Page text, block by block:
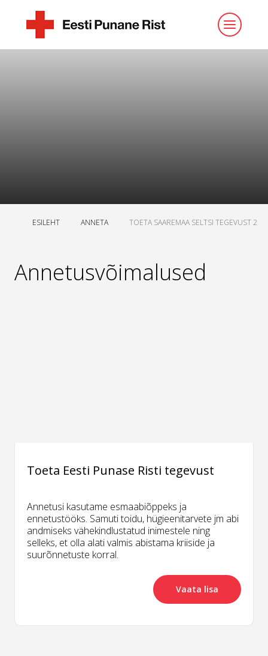
ESILEHT ANNETA TOETA SAAREMAA SELTSI TEGEVUST 2
Annetusvõimalused
Toeta Eesti Punase Risti tegevust
Annetusi kasutame esmaabiõppeks ja
ennetustööks. Samuti toidu, hügieenitarvete jm abi
andmiseks vähekindlustatud inimestele ning
selleks, et olla alati valmis abistama kriiside ja
suurõnnetuste korral.
Vaata lisa